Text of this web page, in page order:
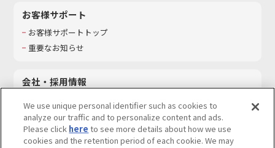
お客様サポート
お客様サポートトップ
重要なお知らせ
会社・採用情報
採用情報
サステナビリティ
We use unique personal identifier such as cookies to
analyze our traffic and to personalize content and ads.
Please click here to see more details about how we use
cookies and the retention period of each cookie. We may